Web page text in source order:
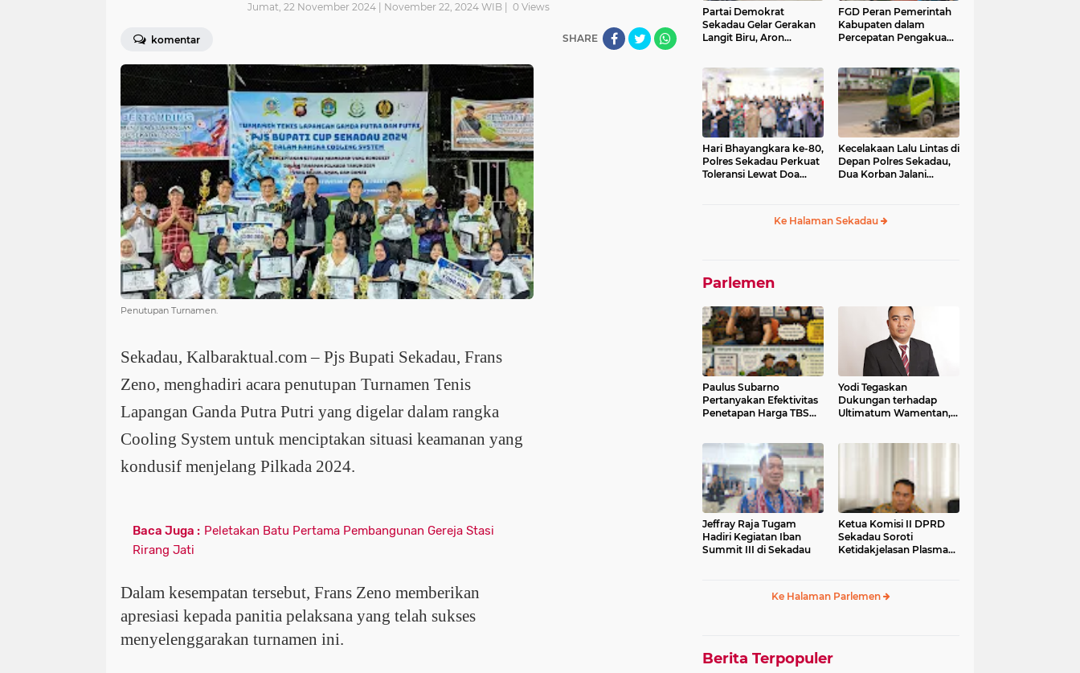
Jumat, 22 November 2024 | November 22, 2024 WIB | 0 Views
komentar SHARE
Penutupan Turnamen.
Sekadau, Kalbaraktual.com – Pjs Bupati Sekadau, Frans
Zeno, menghadiri acara penutupan Turnamen Tenis
Lapangan Ganda Putra Putri yang digelar dalam rangka
Cooling System untuk menciptakan situasi keamanan yang
kondusif menjelang Pilkada 2024.
Baca Juga : Peletakan Batu Pertama Pembangunan Gereja Stasi
Rirang Jati
Dalam kesempatan tersebut, Frans Zeno memberikan
apresiasi kepada panitia pelaksana yang telah sukses
menyelenggarakan turnamen ini.
Partai Demokrat
Sekadau Gelar Gerakan
Langit Biru, Aron
FGD Peran Pemerintah
Kabupaten dalam
Percepatan Pengakuan
Hari Bhayangkara ke-80,
Polres Sekadau Perkuat
Toleransi Lewat Doa
Kecelakaan Lalu Lintas di
Depan Polres Sekadau,
Dua Korban Jalani
Ke Halaman Sekadau
Parlemen
Paulus Subarno
Pertanyakan Efektivitas
Penetapan Harga TBS
Yodi Tegaskan
Dukungan terhadap
Ultimatum Wamentan,
Jeffray Raja Tugam
Hadiri Kegiatan Iban
Summit III di Sekadau
Ketua Komisi II DPRD
Sekadau Soroti
Ketidakjelasan Plasma
Ke Halaman Parlemen
Berita Terpopuler